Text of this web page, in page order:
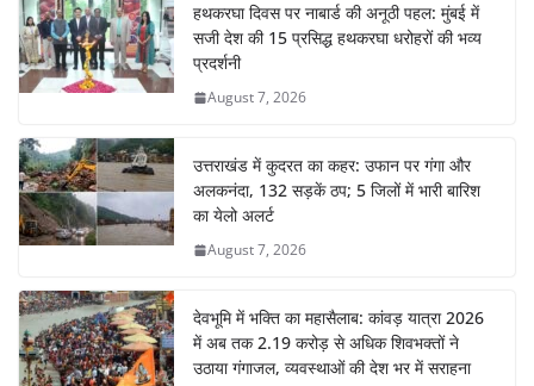
हथकरघा दिवस पर नाबार्ड की अनूठी पहल: मुंबई में
सजी देश की 15 प्रसिद्ध हथकरघा धरोहरों की भव्य
प्रदर्शनी
August 7, 2026
उत्तराखंड में कुदरत का कहर: उफान पर गंगा और
अलकनंदा, 132 सड़कें ठप; 5 जिलों में भारी बारिश
का येलो अलर्ट
August 7, 2026
देवभूमि में भक्ति का महासैलाब: कांवड़ यात्रा 2026
में अब तक 2.19 करोड़ से अधिक शिवभक्तों ने
उठाया गंगाजल, व्यवस्थाओं की देश भर में सराहना